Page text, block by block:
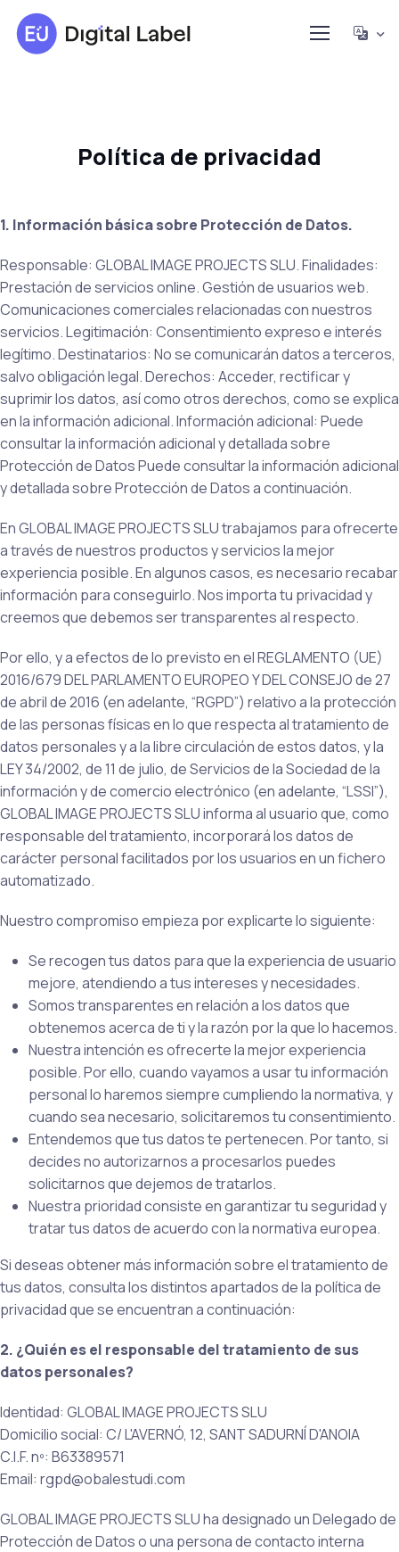
Política de privacidad
1. Información básica sobre Protección de Datos.
Responsable: GLOBAL IMAGE PROJECTS SLU. Finalidades:
Prestación de servicios online. Gestión de usuarios web.
Comunicaciones comerciales relacionadas con nuestros
servicios. Legitimación: Consentimiento expreso e interés
legítimo. Destinatarios: No se comunicarán datos a terceros,
salvo obligación legal. Derechos: Acceder, rectificar y
suprimir los datos, así como otros derechos, como se explica
en la información adicional. Información adicional: Puede
consultar la información adicional y detallada sobre
Protección de Datos Puede consultar la información adicional
y detallada sobre Protección de Datos a continuación.
En GLOBAL IMAGE PROJECTS SLU trabajamos para ofrecerte
a través de nuestros productos y servicios la mejor
experiencia posible. En algunos casos, es necesario recabar
información para conseguirlo. Nos importa tu privacidad y
creemos que debemos ser transparentes al respecto.
Por ello, y a efectos de lo previsto en el REGLAMENTO (UE)
2016/679 DEL PARLAMENTO EUROPEO Y DEL CONSEJO de 27
de abril de 2016 (en adelante, “RGPD”) relativo a la protección
de las personas físicas en lo que respecta al tratamiento de
datos personales y a la libre circulación de estos datos, y la
LEY 34/2002, de 11 de julio, de Servicios de la Sociedad de la
información y de comercio electrónico (en adelante, “LSSI”),
GLOBAL IMAGE PROJECTS SLU informa al usuario que, como
responsable del tratamiento, incorporará los datos de
carácter personal facilitados por los usuarios en un fichero
automatizado.
Nuestro compromiso empieza por explicarte lo siguiente:
Se recogen tus datos para que la experiencia de usuario
mejore, atendiendo a tus intereses y necesidades.
Somos transparentes en relación a los datos que
obtenemos acerca de ti y la razón por la que lo hacemos.
Nuestra intención es ofrecerte la mejor experiencia
posible. Por ello, cuando vayamos a usar tu información
personal lo haremos siempre cumpliendo la normativa, y
cuando sea necesario, solicitaremos tu consentimiento.
Entendemos que tus datos te pertenecen. Por tanto, si
decides no autorizarnos a procesarlos puedes
solicitarnos que dejemos de tratarlos.
Nuestra prioridad consiste en garantizar tu seguridad y
tratar tus datos de acuerdo con la normativa europea.
Si deseas obtener más información sobre el tratamiento de
tus datos, consulta los distintos apartados de la política de
privacidad que se encuentran a continuación:
2. ¿Quién es el responsable del tratamiento de sus
datos personales?
Identidad: GLOBAL IMAGE PROJECTS SLU
Domicilio social: C/ L'AVERNÓ, 12, SANT SADURNÍ D'ANOIA
C.I.F. nº: B63389571
Email: rgpd@obalestudi.com
GLOBAL IMAGE PROJECTS SLU ha designado un Delegado de
Protección de Datos o una persona de contacto interna